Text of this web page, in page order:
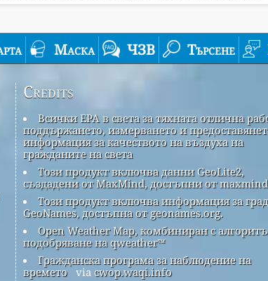
Маска ЧЗВ Търсене
Credits
Всички EPA в света за тяхната отлична
поддържането, измерването и
информация за качеството на въздуха на
гражданите на света
Този продукт включва данни GeoLite2,
създадени от MaxMind, достъпни от
Този продукт включва информация за
GeoNames, достъпна от geonames.org.
Open Weather Map, комбиниран с
подобряване на qweather™
Гражданска програма за наблюдение на
времето via cwop.waqi.info